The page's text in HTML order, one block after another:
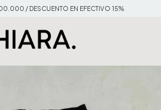
/ DESCUENTO EN EFECTIVO 15%